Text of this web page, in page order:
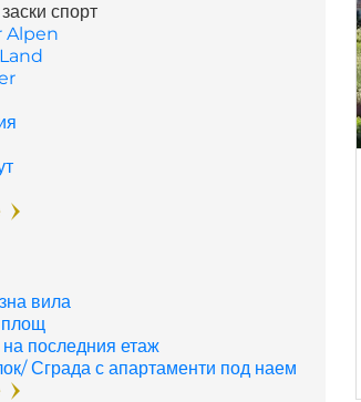
спорт
Alpen
вила
площ
последния етаж
Сграда с апартаменти под наем